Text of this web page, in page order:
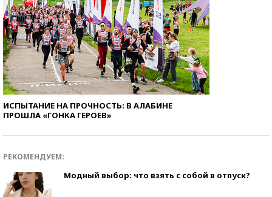
ИСПЫТАНИЕ НА ПРОЧНОСТЬ: В АЛАБИНЕ
ПРОШЛА «ГОНКА ГЕРОЕВ»
РЕКОМЕНДУЕМ:
Модный выбор: что взять с собой в отпуск?